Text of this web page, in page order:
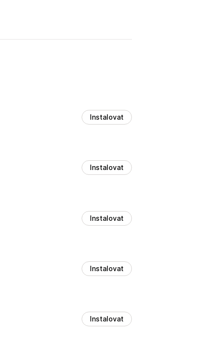
Instalovat
Instalovat
Instalovat
Instalovat
Instalovat